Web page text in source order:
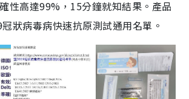
性高達99%，15分鐘就知結果。產品
狀病毒病快速抗原測試通用名單。